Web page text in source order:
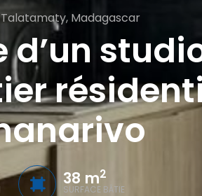
Talatamaty, Madagascar
d’un
38 m2
SURFACE BÂTIE